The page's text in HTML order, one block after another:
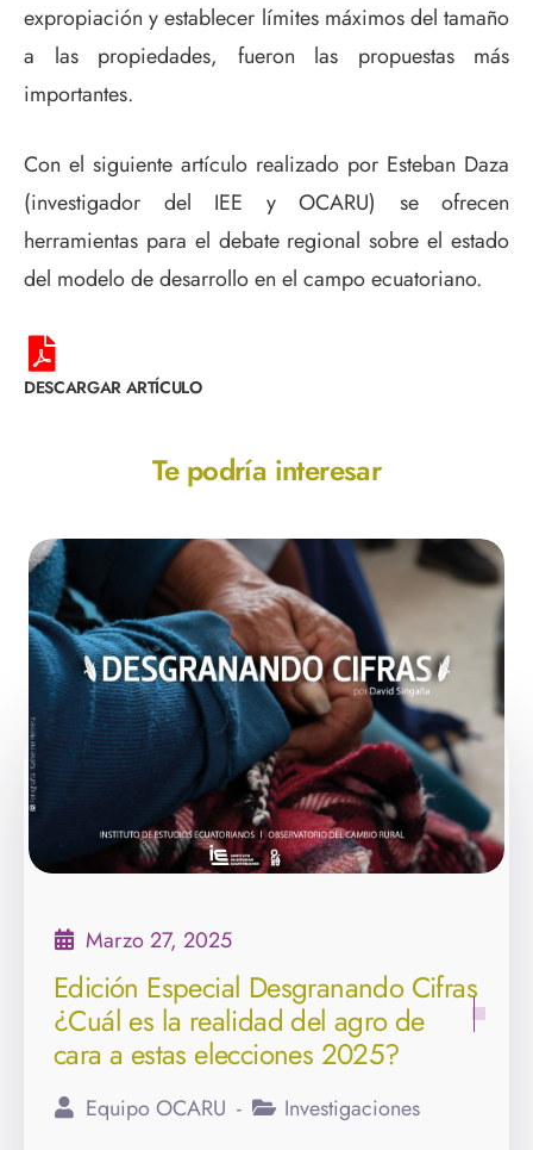
expropiación y establecer límites máximos del tamaño
a las propiedades, fueron las propuestas más
importantes.
Con el siguiente artículo realizado por Esteban Daza
(investigador del IEE y OCARU) se ofrecen
herramientas para el debate regional sobre el estado
del modelo de desarrollo en el campo ecuatoriano.
DESCARGAR ARTÍCULO
Te podría interesar
Marzo 27, 2025
Edición Especial Desgranando Cifras
¿Cuál es la realidad del agro de
cara a estas elecciones 2025?
Equipo OCARU Investigaciones